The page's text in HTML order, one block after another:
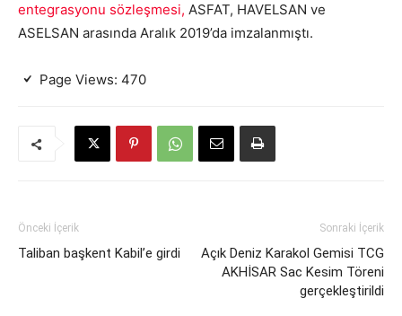
entegrasyonu sözleşmesi, ASFAT, HAVELSAN ve
ASELSAN arasında Aralık 2019’da imzalanmıştı.
Page Views: 470
Önceki İçerik
Taliban başkent Kabil’e girdi
Sonraki İçerik
Açık Deniz Karakol Gemisi TCG
AKHİSAR Sac Kesim Töreni
gerçekleştirildi